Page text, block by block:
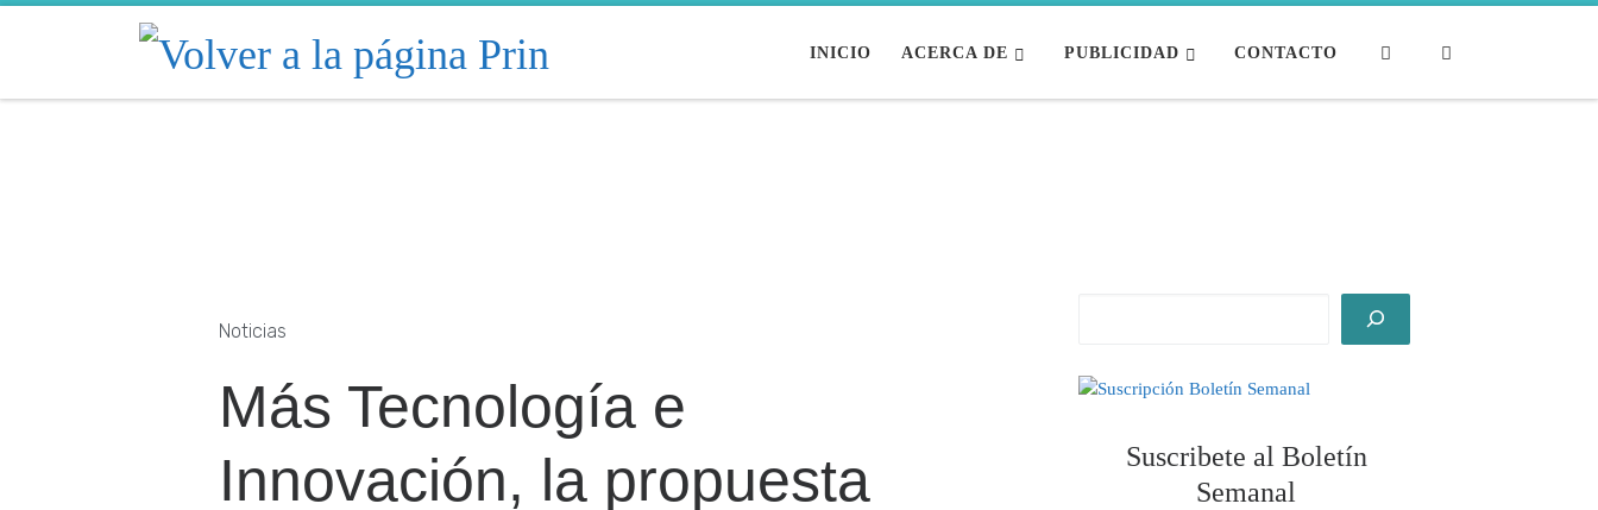
Skip to content
INICIO
ACERCA DE PUBLICIDAD CONTACTO Search
Noticias
Más Tecnología e
Innovación, la propuesta
Suscribete al Boletín
Semanal